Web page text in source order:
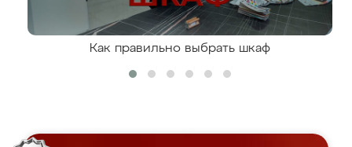
Как правильно выбрать шкаф